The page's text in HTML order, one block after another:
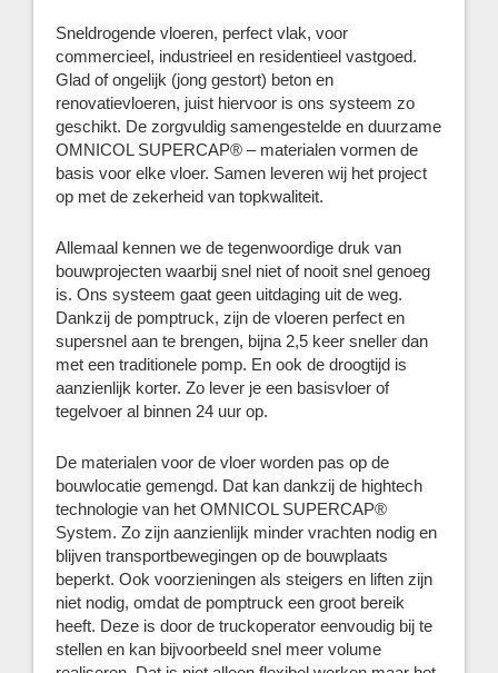
Sneldrogende vloeren, perfect vlak, voor
commercieel, industrieel en residentieel vastgoed.
Glad of ongelijk (jong gestort) beton en
renovatievloeren, juist hiervoor is ons systeem zo
geschikt. De zorgvuldig samengestelde en duurzame
OMNICOL SUPERCAP® – materialen vormen de
basis voor elke vloer. Samen leveren wij het project
op met de zekerheid van topkwaliteit.
Allemaal kennen we de tegenwoordige druk van
bouwprojecten waarbij snel niet of nooit snel genoeg
is. Ons systeem gaat geen uitdaging uit de weg.
Dankzij de pomptruck, zijn de vloeren perfect en
supersnel aan te brengen, bijna 2,5 keer sneller dan
met een traditionele pomp. En ook de droogtijd is
aanzienlijk korter. Zo lever je een basisvloer of
tegelvoer al binnen 24 uur op.
De materialen voor de vloer worden pas op de
bouwlocatie gemengd. Dat kan dankzij de hightech
technologie van het OMNICOL SUPERCAP®
System. Zo zijn aanzienlijk minder vrachten nodig en
blijven transportbewegingen op de bouwplaats
beperkt. Ook voorzieningen als steigers en liften zijn
niet nodig, omdat de pomptruck een groot bereik
heeft. Deze is door de truckoperator eenvoudig bij te
stellen en kan bijvoorbeeld snel meer volume